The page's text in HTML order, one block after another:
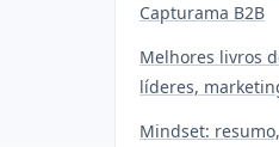
Capturama B2B
Melhores livros
líderes,
Mindset: